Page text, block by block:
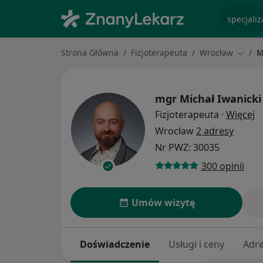
Strona Główna Fizjoterapeuta Wrocław
mgr Michał Iwanicki
Fizjoterapeuta · Więcej
Wrocław2 adresy
Nr PWZ: 30035
300 opinii
Umów wizytę
Doświadczenie Usługi i ceny